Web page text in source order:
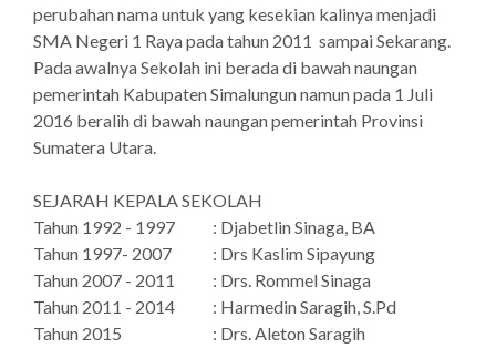
perubahan nama untuk yang kesekian kalinya menjadi
SMA Negeri 1 Raya pada tahun 2011 sampai Sekarang.
Pada awalnya Sekolah ini berada di bawah naungan
pemerintah Kabupaten Simalungun namun pada 1 Juli
2016 beralih di bawah naungan pemerintah Provinsi
Sumatera Utara.
SEJARAH KEPALA SEKOLAH
Tahun 1992 - 1997
: Djabetlin Sinaga, BA
Tahun 1997- 2007
: Drs Kaslim Sipayung
Tahun 2007 - 2011
: Drs. Rommel Sinaga
Tahun 2011 - 2014
: Harmedin Saragih, S.Pd
Tahun 2015
: Drs. Aleton Saragih